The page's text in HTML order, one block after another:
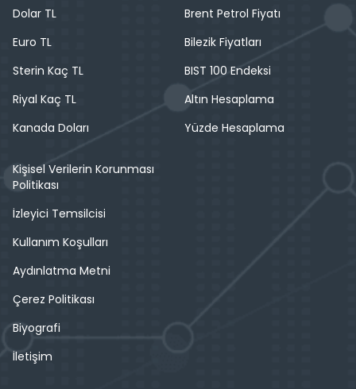
Dolar TL
Euro TL
Sterin Kaç TL
Riyal Kaç TL
Kanada Doları
Brent Petrol Fiyatı
Bilezik Fiyatları
BIST 100 Endeksi
Altın Hesaplama
Yüzde Hesaplama
Kişisel Verilerin Korunması
Politikası
İzleyici Temsilcisi
Kullanım Koşulları
Aydınlatma Metni
Çerez Politikası
Biyografi
İletişim